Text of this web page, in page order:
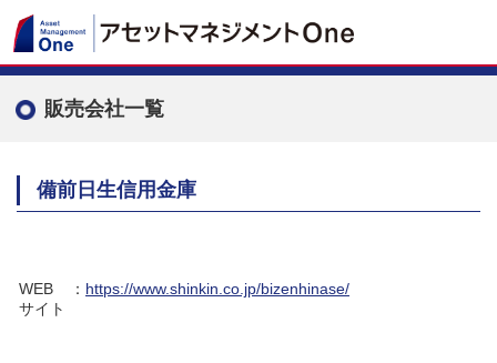
販売会社一覧
備前日生信用金庫
WEB
サイト
： https://www.shinkin.co.jp/bizenhinase/